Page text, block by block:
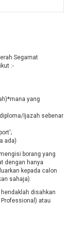
Segamat
:-
yang
Ijazah sebenar
ada)
borang yang
dengan hanya
kepada calon
sahaja).
disahkan
atau